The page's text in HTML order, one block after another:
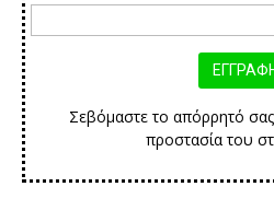
Σεβόμαστε το απόρρητό
προστασία του